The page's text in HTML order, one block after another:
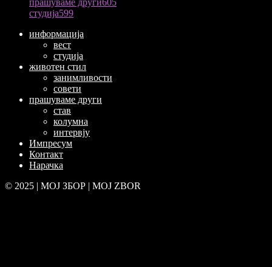
прашуваме други605
студија599
информација
вест
студија
животен стил
занимливости
совети
прашуваме други
став
колумна
интервју
Импресум
Контакт
Нарачка
© 2025 | МОЈ ЗБОР | MOJ ZBOR